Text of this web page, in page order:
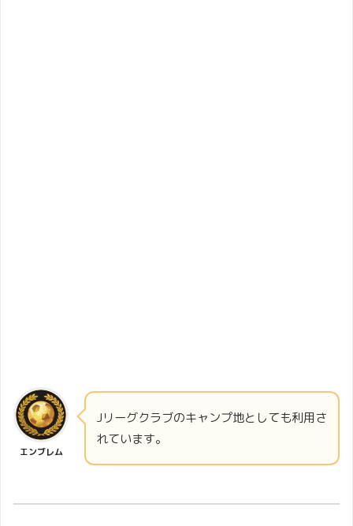
エンブレム
Jリーグクラブのキャンプ地としても利用さ
れています。